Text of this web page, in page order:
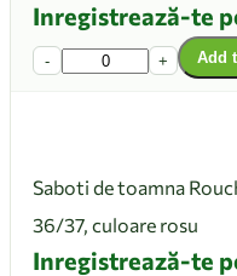
Inregistrează-te
- + Add
Saboti de toamna
36/37, culoare rosu
Inregistrează-te